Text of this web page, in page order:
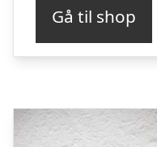
Gå til shop